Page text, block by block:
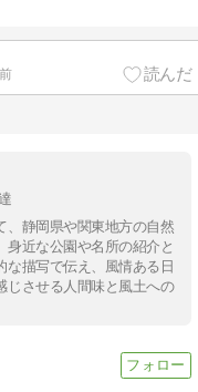
、静岡県や関東地方の自然
近な公園や名所の紹介と
描写で伝え、風情ある日
じさせる人間味と風土への